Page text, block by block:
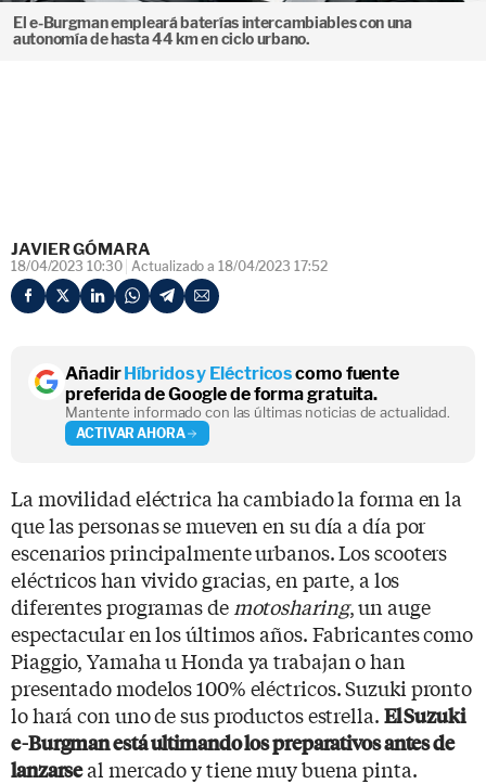
El e-Burgman empleará baterías intercambiables con una
autonomía de hasta 44 km en ciclo urbano.
JAVIER GÓMARA
18/04/2023 10:30 Actualizado a 18/04/2023 17:52
AñadirHíbridos y Eléctricoscomo fuente
preferida de Google de forma gratuita.
Mantente informado con las últimas noticias de actualidad.
ACTIVAR AHORA
La movilidad eléctrica ha cambiado la forma en la
que las personas se mueven en su día a día por
escenarios principalmente urbanos. Los scooters
eléctricos han vivido gracias, en parte, a los
diferentes programas de motosharing, un auge
espectacular en los últimos años. Fabricantes como
Piaggio, Yamaha u Honda ya trabajan o han
presentado modelos 100% eléctricos. Suzuki pronto
lo hará con uno de sus productos estrella. El Suzuki
e-Burgman está ultimando los preparativos antes de
lanzarseal mercado y tiene muy buena pinta.